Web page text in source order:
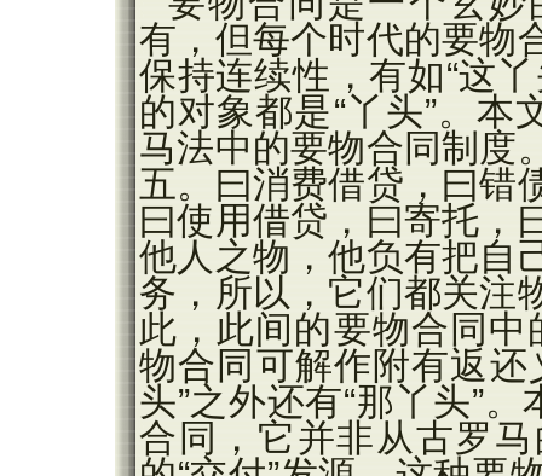
有，但每个时代的要物
保持连续性，有如“这
的对象都是“丫头”。本
马法中的要物合同制度
五。曰消费借贷，曰错
曰使用借贷，曰寄托，
他人之物，他负有把自
务，所以，它们都关注
此，此间的要物合同中
物合同可解作附有返还
头”之外还有“那丫头”
合同，它并非从古罗